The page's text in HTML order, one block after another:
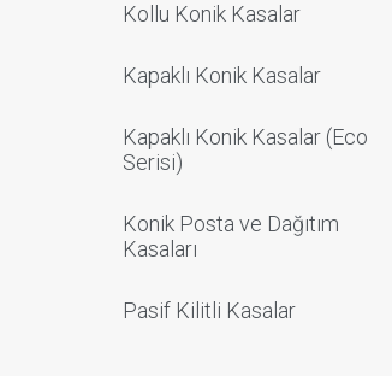
Kollu Konik Kasalar
Kapaklı Konik Kasalar
Kapaklı Konik Kasalar (Eco
Serisi)
Konik Posta ve Dağıtım
Kasaları
Pasif Kilitli Kasalar